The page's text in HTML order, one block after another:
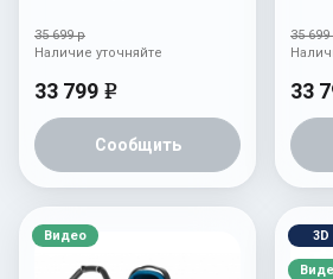
White/Black) Manri
35 699 р
33 799 e
Сообщить
Наличие уточняйте
35 699
33
Видео 3D